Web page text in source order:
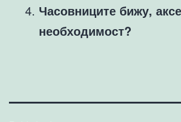
Часовниците бижу,
необходимост?